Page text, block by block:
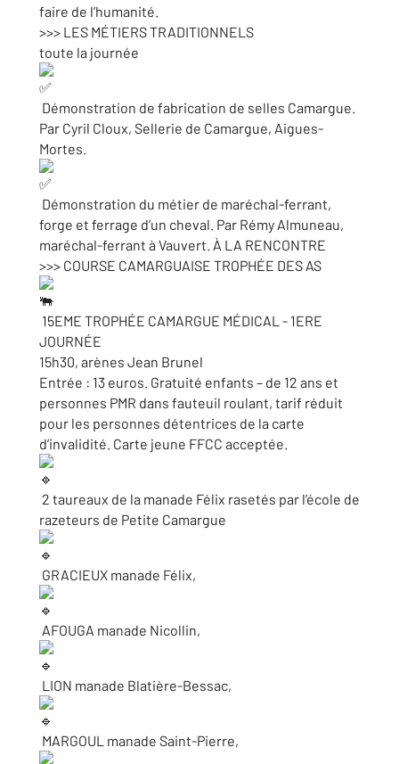
faire de l’humanité.
>>> LES MÉTIERS TRADITIONNELS
toute la journée
Démonstration de fabrication de selles Camargue.
Par Cyril Cloux, Sellerie de Camargue, Aigues-
Mortes.
Démonstration du métier de maréchal-ferrant,
forge et ferrage d’un cheval. Par Rémy Almuneau,
maréchal-ferrant à Vauvert. À LA RENCONTRE
>>> COURSE CAMARGUAISE TROPHÉE DES AS
15EME TROPHÉE CAMARGUE MÉDICAL - 1ERE
JOURNÉE
15h30, arènes Jean Brunel
Entrée : 13 euros. Gratuité enfants – de 12 ans et
personnes PMR dans fauteuil roulant, tarif réduit
pour les personnes détentrices de la carte
d’invalidité. Carte jeune FFCC acceptée.
2 taureaux de la manade Félix rasetés par l’école de
razeteurs de Petite Camargue
GRACIEUX manade Félix,
AFOUGA manade Nicollin,
LION manade Blatière-Bessac,
MARGOUL manade Saint-Pierre,